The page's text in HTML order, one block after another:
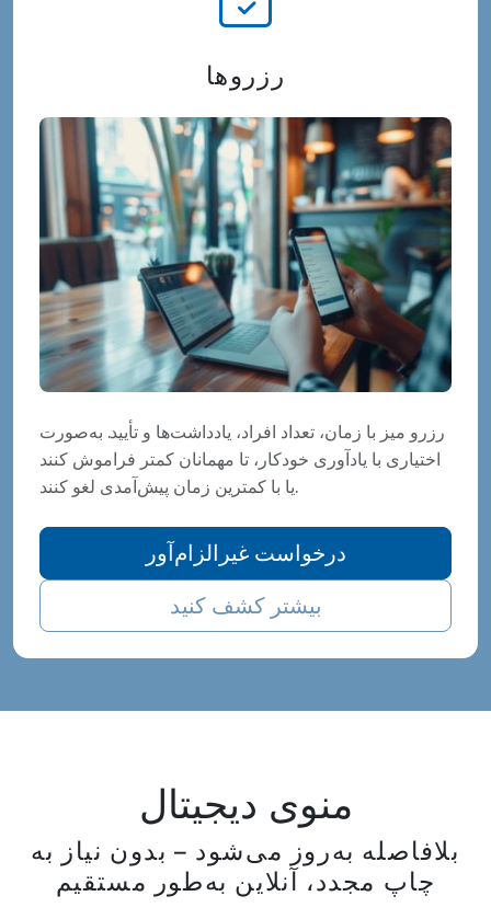
رزروها
رزرو میز با زمان، تعداد افراد، یادداشت‌ها و تأیید. به‌صورت
اختیاری با یادآوری خودکار، تا مهمانان کمتر فراموش کنند
یا با کمترین زمان پیش‌آمدی لغو کنند.
درخواست غیرالزام‌آور
بیشتر کشف کنید
منوی دیجیتال
بلافاصله به‌روز می‌شود – بدون نیاز به
چاپ مجدد، آنلاین به‌طور مستقیم